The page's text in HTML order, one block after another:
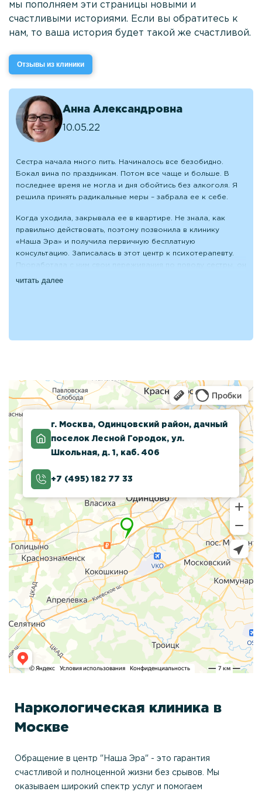
мы пополняем эти страницы новыми и
счастливыми историями. Если вы обратитесь к
нам, то ваша история будет такой же счастливой.
Отзывы из клиники
Анна Александровна
10.05.22
Сестра начала много пить. Начиналось все безобидно.
Бокал вина по праздникам. Потом все чаще и больше. В
последнее время не могла и дня обойтись без алкоголя. Я
решила принять радикальные меры – забрала ее к себе.
Когда уходила, закрывала ее в квартире. Не знала, как
правильно действовать, поэтому позвонила в клинику
«Наша Эра» и получила первичную бесплатную
консультацию. Записалась в этот центр к психотерапевту.
Проработала с ним свои переживания по поводу сестры, он
потом выписалась. Устроилась на новую работу. Сейчас
также продолжает работу с психологом из этой клиники.
читать далее
г. Москва, Одинцовский район, дачный
поселок Лесной Городок, ул.
Школьная, д. 1, каб. 406
+7 (495) 182 77 33
Наркологическая клиника в
Москве
Обращение в центр "Наша Эра" - это гарантия
счастливой и полноценной жизни без срывов. Мы
оказываем широкий спектр услуг и помогаем